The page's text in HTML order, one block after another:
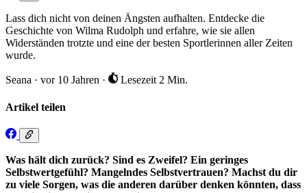
Lass dich nicht von deinen Ängsten aufhalten. Entdecke die
Geschichte von Wilma Rudolph und erfahre, wie sie allen
Widerständen trotzte und eine der besten Sportlerinnen aller Zeiten
wurde.
Seana · vor 10 Jahren · Lesezeit 2 Min.
Artikel teilen
Was hält dich zurück? Sind es Zweifel? Ein geringes
Selbstwertgefühl? Mangelndes Selbstvertrauen? Machst du dir
zu viele Sorgen, was die anderen darüber denken könnten, dass